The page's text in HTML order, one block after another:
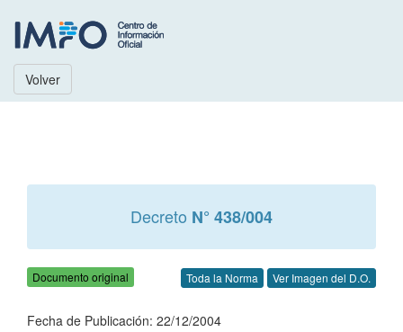
Volver
Decreto N° 438/004
Documento original Toda la Norma Ver Imagen del D.O.
Fecha de Publicación: 22/12/2004